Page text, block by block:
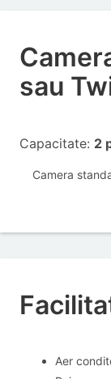
sau
Capacitate: 2
Camera
Aer